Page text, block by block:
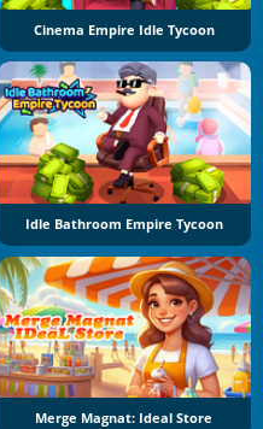
Cinema Empire Idle Tycoon
Idle Bathroom Empire Tycoon
Merge Magnat: Ideal Store